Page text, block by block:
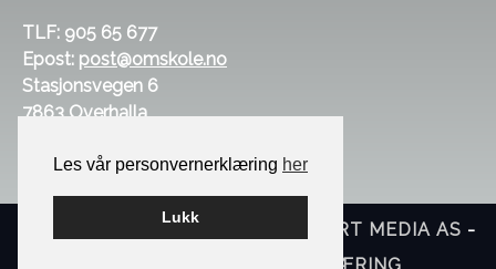
Les vår personvernerklæring her
Lukk
TLF: 905 65 677
Epost: post@omskole.no
Stasjonsvegen 6
7863 Overhalla
WORDPRESS SMART MEDIA AS -